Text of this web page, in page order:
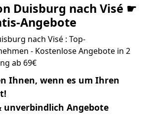
Duisburg nach Visé ☛
Angebote
nach Visé : Top-
- Kostenlose Angebote in 2
ab 69€
Ihnen, wenn es um Ihren
unverbindlich Angebote